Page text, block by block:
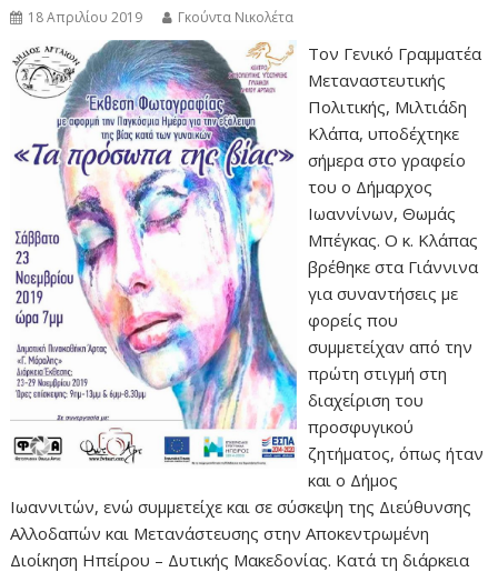
18 Απριλίου 2019 Γκούντα Νικολέτα
Τον Γενικό Γραμματέα
Μεταναστευτικής
Πολιτικής, Μιλτιάδη
Κλάπα, υποδέχτηκε
σήμερα στο γραφείο
του ο Δήμαρχος
Ιωαννίνων, Θωμάς
Μπέγκας. Ο κ. Κλάπας
βρέθηκε στα Γιάννινα
για συναντήσεις με
φορείς που
συμμετείχαν από την
πρώτη στιγμή στη
διαχείριση του
προσφυγικού
ζητήματος, όπως ήταν
και ο Δήμος
Ιωαννιτών, ενώ συμμετείχε και σε σύσκεψη της Διεύθυνσης
Αλλοδαπών και Μετανάστευσης στην Αποκεντρωμένη
Διοίκηση Ηπείρου – Δυτικής Μακεδονίας. Κατά τη διάρκεια